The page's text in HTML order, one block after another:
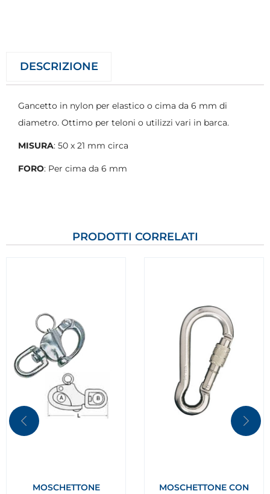
DESCRIZIONE
Gancetto in nylon per elastico o cima da 6 mm di
diametro. Ottimo per teloni o utilizzi vari in barca.
MISURA: 50 x 21 mm circa
FORO: Per cima da 6 mm
PRODOTTI CORRELATI
MOSCHETTONE
MOSCHETTONE CON